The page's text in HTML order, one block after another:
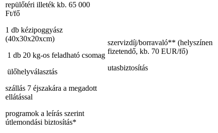
repülőtéri illeték kb. 65 000
Ft/fő
1 db kézipoggyász
(40x30x20xcm)
1 db 20 kg-os feladható csomag
ülőhelyválasztás
szállás 7 éjszakára a megadott
ellátással
programok a leírás szerint
útlemondási biztosítás*
szervizdíj/borravaló** (helyszínen
fizetendő, kb. 70 EUR/fő)
utasbiztosítás